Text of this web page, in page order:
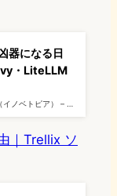
器になる日
・LiteLLM
ノベトピア） – …
｜Trellix ソ